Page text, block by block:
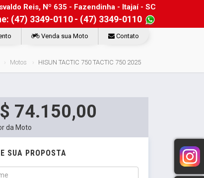
Reis, Nº 635 - Fazendinha - Itajaí - SC
(47) 3349-0110- (47) 3349-0110
Venda sua Moto Contato
Motos HISUN TACTIC 750 TACTIC 750 2025
74.150,00
da Moto
SUA PROPOSTA